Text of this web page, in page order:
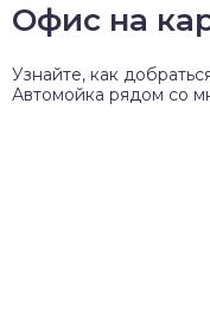
Офис на
Узнайте, как
Автомойка рядом со